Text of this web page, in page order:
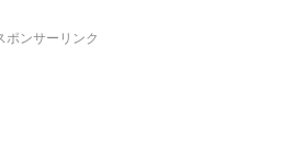
ポンサーリンク